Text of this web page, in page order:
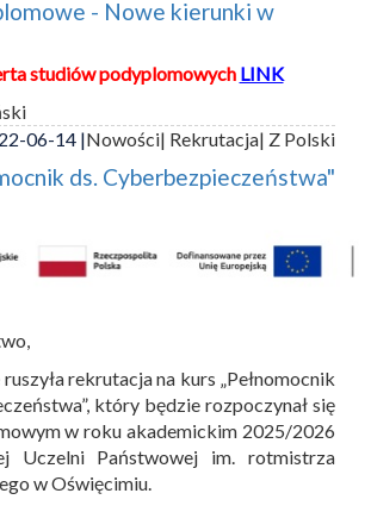
- Nowe kierunki w
studiów podyplomowych LINK
06-14 |Nowości| Rekrutacja| Z Polski
ds. Cyberbezpieczeństwa"
rekrutacja na kurs „Pełnomocnik
który będzie rozpoczynał się
w roku akademickim 2025/2026
Uczelni Państwowej im. rotmistrza
w Oświęcimiu.